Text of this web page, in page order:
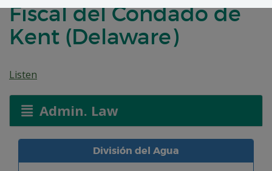
Fiscal del Condado de
Kent (Delaware)
Listen
Admin. Law
División del Agua